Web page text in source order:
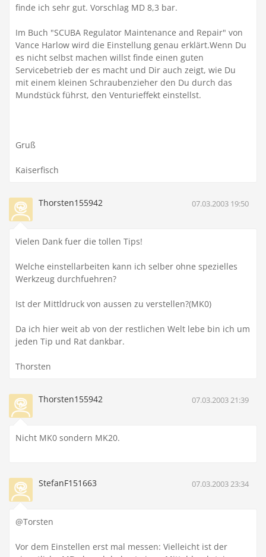
finde ich sehr gut. Vorschlag MD 8,3 bar.
Im Buch "SCUBA Regulator Maintenance and Repair" von
Vance Harlow wird die Einstellung genau erklärt.Wenn Du
es nicht selbst machen willst finde einen guten
Servicebetrieb der es macht und Dir auch zeigt, wie Du
mit einem kleinen Schraubenzieher den Du durch das
Mundstück führst, den Venturieffekt einstellst.
Gruß
Kaiserfisch
Thorsten155942 07.03.2003 19:50
Vielen Dank fuer die tollen Tips!
Welche einstellarbeiten kann ich selber ohne spezielles
Werkzeug durchfuehren?
Ist der Mittldruck von aussen zu verstellen?(MK0)
Da ich hier weit ab von der restlichen Welt lebe bin ich um
jeden Tip und Rat dankbar.
Thorsten
Thorsten155942 07.03.2003 21:39
Nicht MK0 sondern MK20.
StefanF151663 07.03.2003 23:34
@Torsten
Vor dem Einstellen erst mal messen: Vielleicht ist der